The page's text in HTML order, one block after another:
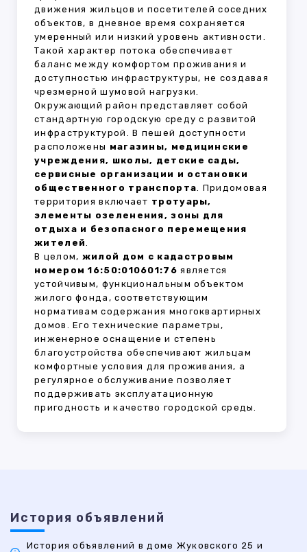
движения жильцов и посетителей соседних
объектов, в дневное время сохраняется
умеренный или низкий уровень активности.
Такой характер потока обеспечивает
баланс между комфортом проживания и
доступностью инфраструктуры, не создавая
чрезмерной шумовой нагрузки.
Окружающий район представляет собой
стандартную городскую среду с развитой
инфраструктурой. В пешей доступности
расположены магазины, медицинские
учреждения, школы, детские сады,
сервисные организации и остановки
общественного транспорта. Придомовая
территория включает тротуары,
элементы озеленения, зоны для
отдыха и безопасного перемещения
жителей.
В целом, жилой дом с кадастровым
номером 16:50:010601:76 является
устойчивым, функциональным объектом
жилого фонда, соответствующим
нормативам содержания многоквартирных
домов. Его технические параметры,
инженерное оснащение и степень
благоустройства обеспечивают жильцам
комфортные условия для проживания, а
регулярное обслуживание позволяет
поддерживать эксплуатационную
пригодность и качество городской среды.
История объявлений
История объявлений в доме Жуковского 25 и